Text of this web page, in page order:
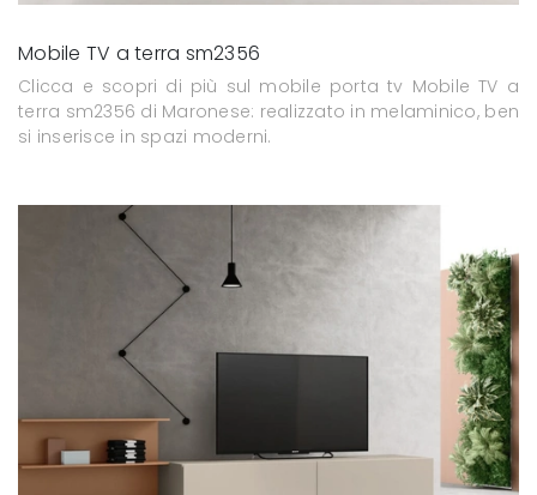
Mobile TV a terra sm2356
Clicca e scopri di più sul mobile porta tv Mobile TV a
terra sm2356 di Maronese: realizzato in melaminico, ben
si inserisce in spazi moderni.